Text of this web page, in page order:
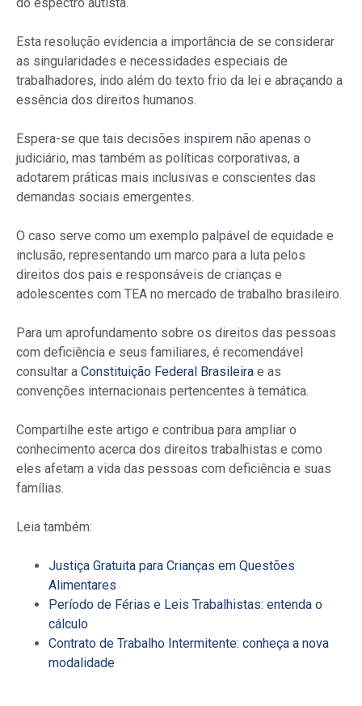
do espectro autista.
Esta resolução evidencia a importância de se considerar
as singularidades e necessidades especiais de
trabalhadores, indo além do texto frio da lei e abraçando a
essência dos direitos humanos.
Espera-se que tais decisões inspirem não apenas o
judiciário, mas também as políticas corporativas, a
adotarem práticas mais inclusivas e conscientes das
demandas sociais emergentes.
O caso serve como um exemplo palpável de equidade e
inclusão, representando um marco para a luta pelos
direitos dos pais e responsáveis de crianças e
adolescentes com TEA no mercado de trabalho brasileiro.
Para um aprofundamento sobre os direitos das pessoas
com deficiência e seus familiares, é recomendável
consultar a Constituição Federal Brasileira e as
convenções internacionais pertencentes à temática.
Compartilhe este artigo e contribua para ampliar o
conhecimento acerca dos direitos trabalhistas e como
eles afetam a vida das pessoas com deficiência e suas
famílias.
Leia também:
Justiça Gratuita para Crianças em Questões
Alimentares
Período de Férias e Leis Trabalhistas: entenda o
cálculo
Contrato de Trabalho Intermitente: conheça a nova
modalidade